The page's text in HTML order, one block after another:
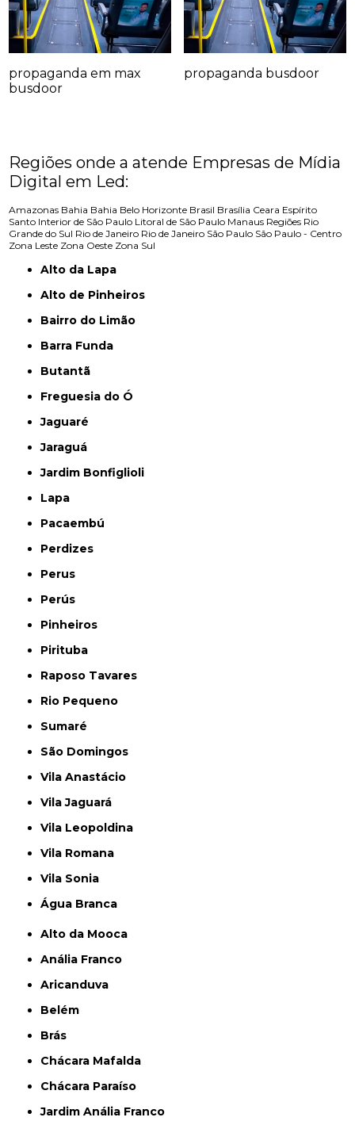
propaganda em max
busdoor
propaganda busdoor
Regiões onde a atende Empresas de Mídia
Digital em Led:
Amazonas Bahia Bahia Belo Horizonte Brasil Brasília Ceara Espírito
Santo Interior de São Paulo Litoral de São Paulo Manaus Regiões Rio
Grande do Sul Rio de Janeiro Rio de Janeiro São Paulo São Paulo - Centro
Zona Leste Zona Oeste Zona Sul
Alto da Lapa
Alto de Pinheiros
Bairro do Limão
Barra Funda
Butantã
Freguesia do Ó
Jaguaré
Jaraguá
Jardim Bonfiglioli
Lapa
Pacaembú
Perdizes
Perus
Perús
Pinheiros
Pirituba
Raposo Tavares
Rio Pequeno
Sumaré
São Domingos
Vila Anastácio
Vila Jaguará
Vila Leopoldina
Vila Romana
Vila Sonia
Água Branca
Alto da Mooca
Anália Franco
Aricanduva
Belém
Brás
Chácara Mafalda
Chácara Paraíso
Jardim Anália Franco